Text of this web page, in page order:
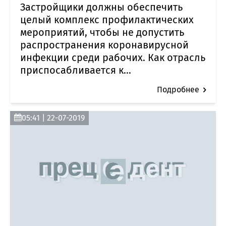
Застройщики должны обеспечить
целый комплекс профилактических
мероприятий, чтобы не допустить
распространения коронавирусной
инфекции среди рабочих. Как отрасль
приспосабливается к...
Подробнее
05:41 | 22-07-2019